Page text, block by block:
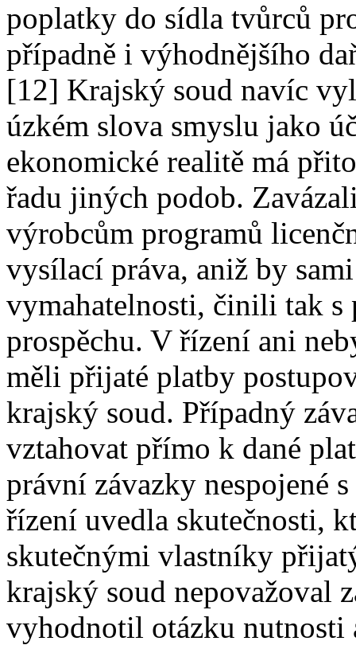
poplatky do sídla tvůrců
případně i výhodnějšího
[12] Krajský soud navíc
úzkém slova smyslu jako
ekonomické realitě má
řadu jiných podob.
výrobcům programů
vysílací práva, aniž by
vymahatelnosti, činili tak s
prospěchu. V řízení ani
měli přijaté platby
krajský soud. Případný
vztahovat přímo k dané
právní závazky nespojené
řízení uvedla skutečnosti,
skutečnými vlastníky
krajský soud nepovažoval
vyhodnotil otázku nutnosti